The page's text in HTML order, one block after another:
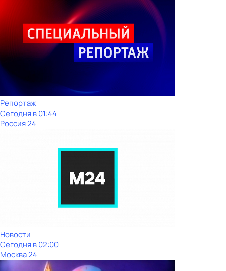
Репортаж
Сегодня в 01:44
Россия 24
Новости
Сегодня в 02:00
Москва 24